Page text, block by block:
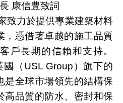
康信豊致詞
致力於提供專業建築材料
，憑借著卓越的施工品質
戶長期的信賴和支持。
國（USL Group）旗下的
是全球市場領先的結構保
高品質的防水、密封和保